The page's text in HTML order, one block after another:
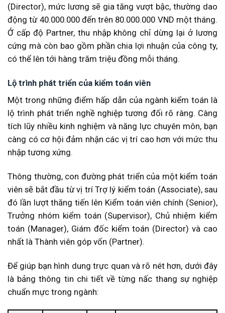
(Director), mức lương sẽ gia tăng vượt bậc, thường dao
động từ 40.000.000 đến trên 80.000.000 VND một tháng.
Ở cấp độ Partner, thu nhập không chỉ dừng lại ở lương
cứng mà còn bao gồm phần chia lợi nhuận của công ty,
có thể lên tới hàng trăm triệu đồng mỗi tháng.
Lộ trình phát triển của kiểm toán viên
Một trong những điểm hấp dẫn của ngành kiểm toán là
lộ trình phát triển nghề nghiệp tương đối rõ ràng. Càng
tích lũy nhiều kinh nghiệm và năng lực chuyên môn, bạn
càng có cơ hội đảm nhận các vị trí cao hơn với mức thu
nhập tương xứng.
Thông thường, con đường phát triển của một kiểm toán
viên sẽ bắt đầu từ vị trí Trợ lý kiểm toán (Associate), sau
đó lần lượt thăng tiến lên Kiểm toán viên chính (Senior),
Trưởng nhóm kiểm toán (Supervisor), Chủ nhiệm kiểm
toán (Manager), Giám đốc kiểm toán (Director) và cao
nhất là Thành viên góp vốn (Partner).
Để giúp bạn hình dung trực quan và rõ nét hơn, dưới đây
là bảng thông tin chi tiết về từng nấc thang sự nghiệp
chuẩn mực trong ngành: